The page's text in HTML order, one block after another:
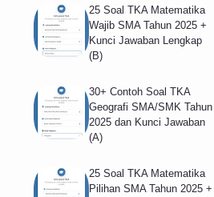
25 Soal TKA Matematika
Wajib SMA Tahun 2025 +
Kunci Jawaban Lengkap
(B)
30+ Contoh Soal TKA
Geografi SMA/SMK Tahun
2025 dan Kunci Jawaban
(A)
25 Soal TKA Matematika
Pilihan SMA Tahun 2025 +